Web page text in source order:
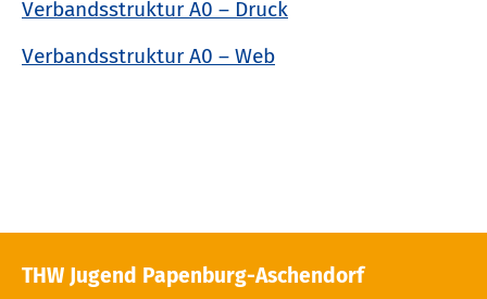
Verbandsstruktur A0 – Druck
Verbandsstruktur A0 – Web
THW Jugend Papenburg-Aschendorf